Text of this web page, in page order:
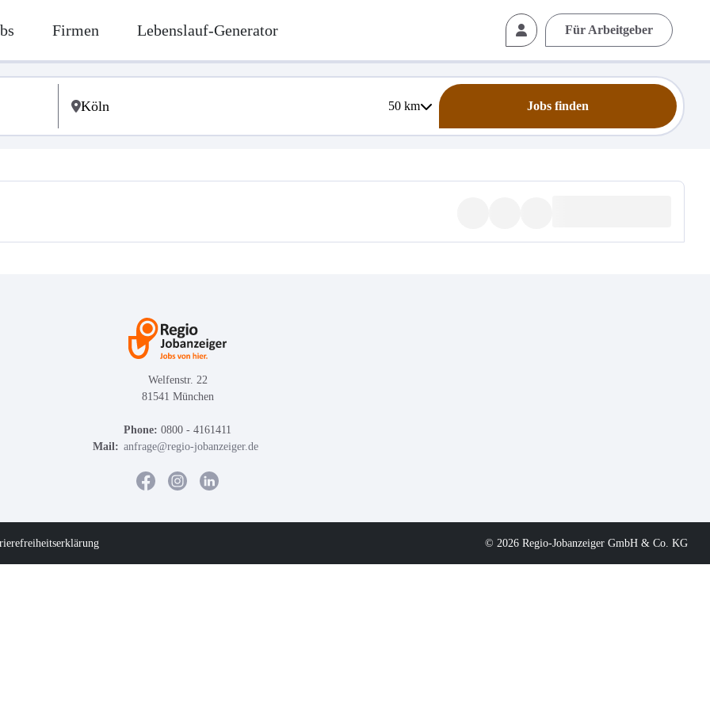
Firmen Lebenslauf-Generator Für Arbeitgeber
50km Jobs finden
Welfenstr. 22
81541 München
Phone: 0800 - 4161411
Mail: anfrage@regio-jobanzeiger.de
© 2026 Regio-Jobanzeiger GmbH & Co. KG